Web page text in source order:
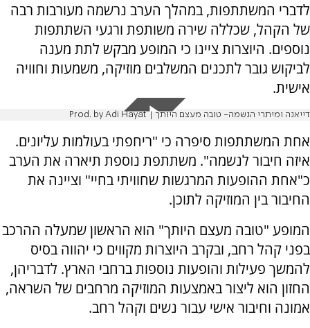
לדברי המשתתפות, במהלך הערב נרשמה מעורבות רבה
של הקהל, שכללה שירה משותפת ורגעי השתתפות
נוספים. היוצרות ציינו כי המופע מבקש לתת מענה
לביקוש גובר לתכנים המשלבים מוזיקה, משמעות וחוויה
אישית.
דייאנה ומיתרי הנשמה- טובה מעצם היותך | Prod. by Adi Hayat
אחת המשתתפות סיפרה כי "ריחפתי בעולמות עליונים.
איזה חיבור לנשמה". משתתפת נוספת תיארה את הערב
כ"אחת ההופעות המרגשות שחוויתי בחיי" וציינה את
החיבור בין המוזיקה לתוכן.
המופע "טובה מעצם היותך" הוא הראשון שמעלה ההרכב
בפני קהל רחב, ובקרב היוצרות מקווים כי יהווה בסיס
להמשך פעילות והופעות נוספות ברחבי הארץ. לדבריהן,
החזון הוא ליצור באמצעות המוזיקה מרחבים של השראה,
אמונה וחיבור אישי עבור נשים וקהל רחב.